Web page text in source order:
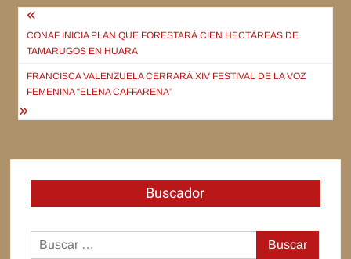
Navegación
de
entradas
CONAF INICIA PLAN QUE FORESTARÁ CIEN HECTÁREAS DE
TAMARUGOS EN HUARA
FRANCISCA VALENZUELA CERRARÁ XIV FESTIVAL DE LA VOZ
FEMENINA “ELENA CAFFARENA”
Buscador
Buscar: